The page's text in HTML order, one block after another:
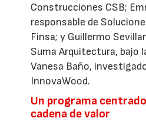
Construcciones CSB;
responsable de
Finsa; y Guillermo
Suma Arquitectura, bajo
Vanesa Baño,
InnovaWood.
Un programa
cadena de valor